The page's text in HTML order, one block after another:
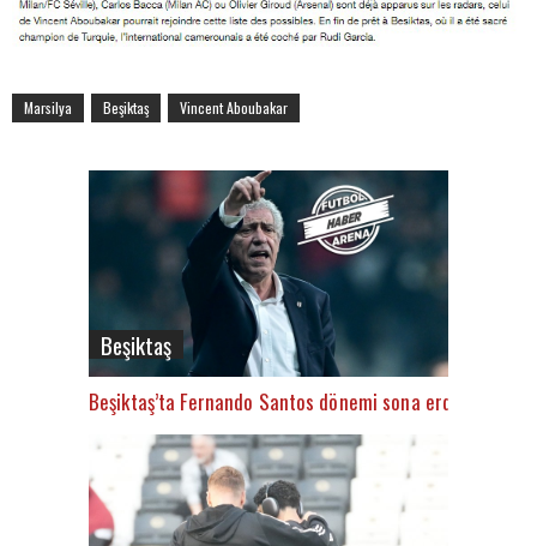
Marsilya Beşiktaş Vincent Aboubakar
Beşiktaş
Beşiktaş’ta Fernando Santos dönemi sona erdi